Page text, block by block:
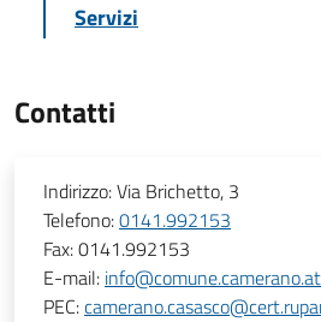
Servizi
Contatti
Indirizzo:Via Brichetto, 3
Telefono:0141.992153
Fax:0141.992153
E-mail:
PEC: